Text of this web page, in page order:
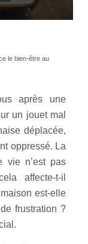
le bien-être au
après une
un jouet mal
déplacée,
oppressé. La
vie n’est pas
affecte-t-il
est-elle
frustration ?